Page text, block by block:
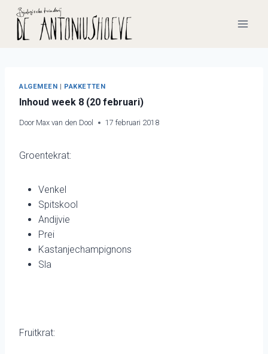
Doorgaan
naar
inhoud
ALGEMEEN | PAKKETTEN
Inhoud week 8 (20 februari)
Door Max van den Dool 17 februari 2018
Groentekrat:
Venkel
Spitskool
Andijvie
Prei
Kastanjechampignons
Sla
Fruitkrat: